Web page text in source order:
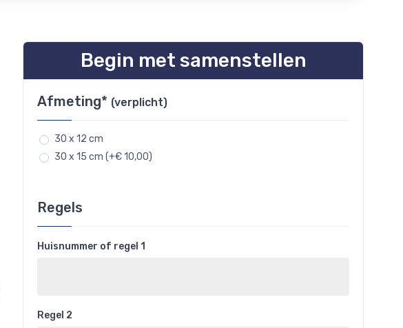
Begin met samenstellen
Afmeting* (verplicht)
30 x 12 cm
30 x 15 cm (+€ 10,00)
Regels
Huisnummer of regel 1
Regel 2